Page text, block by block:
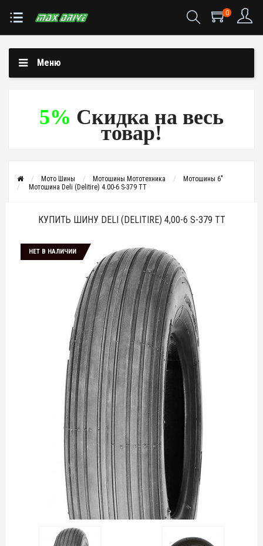
0
Меню
5% Скидка на весь
товар!
Мото Шины Мотошины Мототехника
Мотошины 6"
Мотошина Deli (Delitire) 4.00-6 S-379 TT
КУПИТЬ ШИНУ DELI (DELITIRE) 4,00-6 S-379 ТТ
НЕТ В НАЛИЧИИ